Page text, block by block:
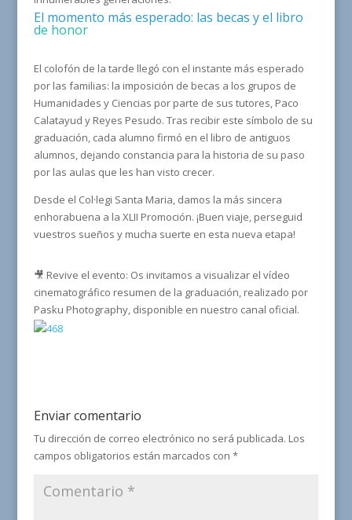
El momento más esperado: las becas y el libro
de honor
El colofón de la tarde llegó con el instante más esperado
por las familias: la imposición de becas a los grupos de
Humanidades y Ciencias por parte de sus tutores, Paco
Calatayud y Reyes Pesudo. Tras recibir este símbolo de su
graduación, cada alumno firmó en el libro de antiguos
alumnos, dejando constancia para la historia de su paso
por las aulas que les han visto crecer.
Desde el Col·legi Santa Maria, damos la más sincera
enhorabuena a la XLII Promoción. ¡Buen viaje, perseguid
vuestros sueños y mucha suerte en esta nueva etapa!
🎥 Revive el evento: Os invitamos a visualizar el vídeo
cinematográfico resumen de la graduación, realizado por
Pasku Photography, disponible en nuestro canal oficial.
Enviar comentario
Tu dirección de correo electrónico no será publicada. Los
campos obligatorios están marcados con *